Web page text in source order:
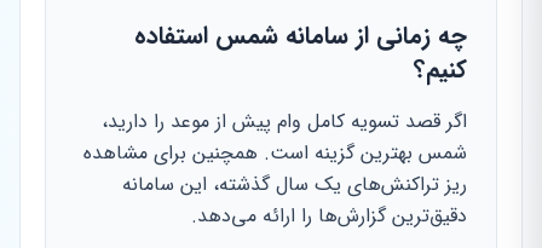
چه زمانی از سامانه شمس استفاده
کنیم؟
اگر قصد تسویه کامل وام پیش از موعد را دارید،
شمس بهترین گزینه است. همچنین برای مشاهده
ریز تراکنش‌های یک سال گذشته، این سامانه
دقیق‌ترین گزارش‌ها را ارائه می‌دهد.